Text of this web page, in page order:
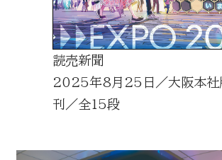
読売新聞
2025年8月25日／大阪本社
刊／全15段